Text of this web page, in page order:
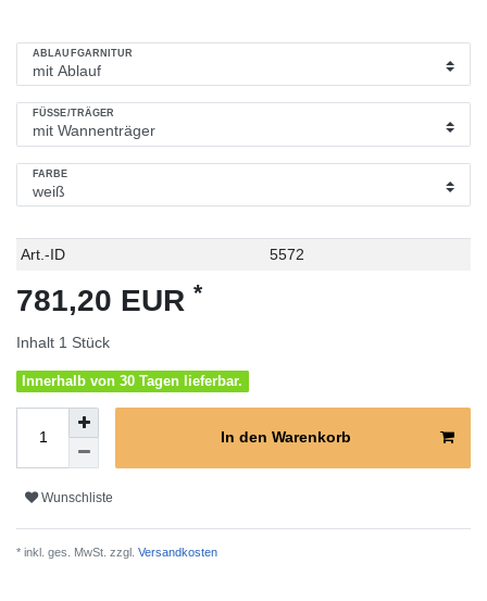
ABLAUFGARNITUR
FÜSSE/TRÄGER
FARBE
Technisches
Wert
Art.-ID 5572
781,20 EUR *
Inhalt 1 Stück
Innerhalb von 30 Tagen lieferbar.
In den Warenkorb
Wunschliste
* inkl. ges. MwSt. zzgl. Versandkosten